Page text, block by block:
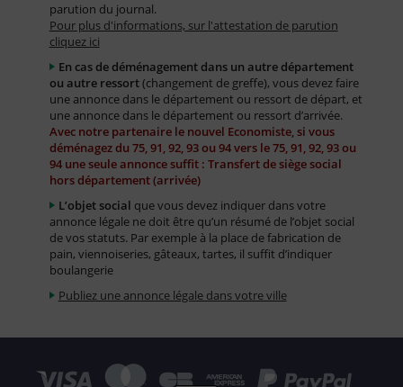
parution du journal.
Pour plus d'informations, sur l'attestation de parution
cliquez ici
En cas de déménagement dans un autre département
ou autre ressort(changement de greffe), vous devez faire
une annonce dans le département ou ressort de départ, et
une annonce dans le département ou ressort d’arrivée.
Avec notre partenaire le nouvel Economiste, si vous
déménagez du 75, 91, 92, 93 ou 94 vers le 75, 91, 92, 93 ou
94 une seule annonce suffit : Transfert de siège social
hors département (arrivée)
L’objet social que vous devez indiquer dans votre
annonce légale ne doit être qu’un résumé de l’objet social
de vos statuts. Par exemple à la place de fabrication de
pain, viennoiseries, gâteaux, tartes, il suffit d’indiquer
boulangerie
Publiez une annonce légale dans votre ville